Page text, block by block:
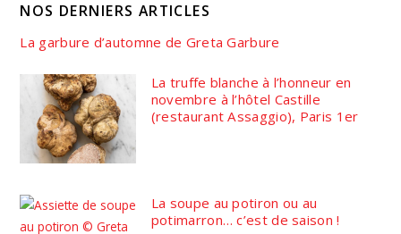
NOS DERNIERS ARTICLES
La garbure d’automne de Greta Garbure
La truffe blanche à l’honneur en
novembre à l’hôtel Castille
(restaurant Assaggio), Paris 1er
La soupe au potiron ou au
potimarron… c’est de saison !